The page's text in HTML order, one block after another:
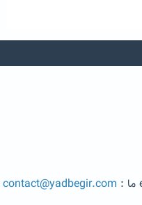
contact@yadbegir.com